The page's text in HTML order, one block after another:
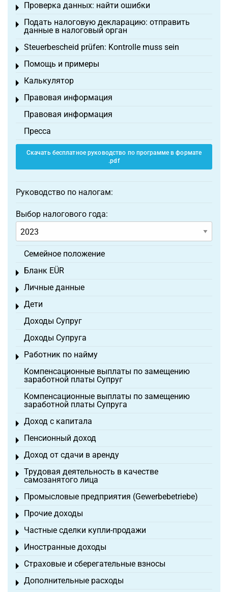
Проверка данных: найти ошибки
Toggle menu
Подать налоговую декларацию: отправить
данные в налоговый орган
Toggle menu
Steuerbescheid prüfen: Kontrolle muss sein
Toggle menu
Помощь и примеры
Toggle menu
Калькулятор
Toggle menu
Правовая информация
Toggle menu
Правовая информация
Пресса
Скачать бесплатное руководство по программе в формате
.pdf
Руководство по налогам:
Выбор налогового года:
Семейное положение
Бланк EÜR
Toggle menu
Личные данные
Toggle menu
Дети
Toggle menu
Доходы Супруг
Доходы Супруга
Работник по найму
Toggle menu
Компенсационные выплаты по замещению
заработной платы Супруг
Компенсационные выплаты по замещению
заработной платы Супруга
Доход с капитала
Toggle menu
Пенсионный доход
Toggle menu
Доход от сдачи в аренду
Toggle menu
Трудовая деятельность в качестве
самозанятого лица
Toggle menu
Промысловые предприятия (Gewerbebetriebe)
Toggle menu
Прочие доходы
Toggle menu
Частные сделки купли-продажи
Toggle menu
Иностранные доходы
Toggle menu
Страховые и сберегательные взносы
Toggle menu
Дополнительные расходы
Toggle menu